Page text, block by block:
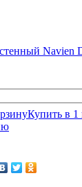
Купить в 1